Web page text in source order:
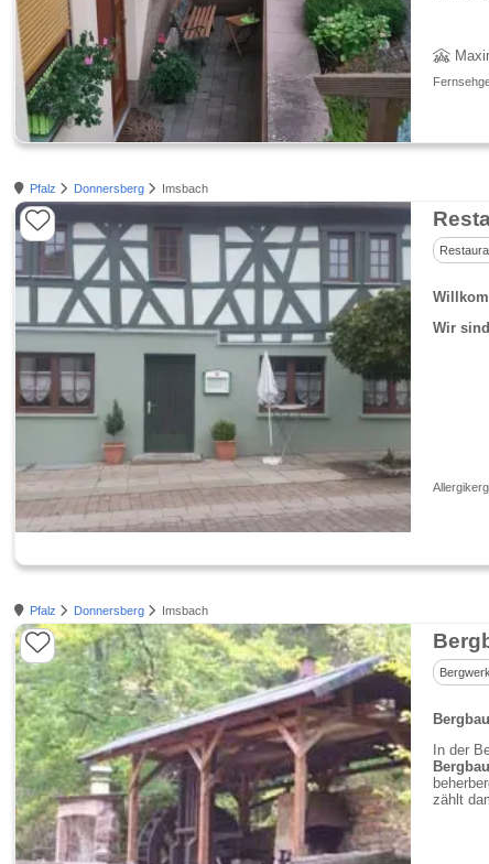
Pfalz Donnersberg Imsbach
Wir
Pfalz Donnersberg Imsbach
In der
zählt